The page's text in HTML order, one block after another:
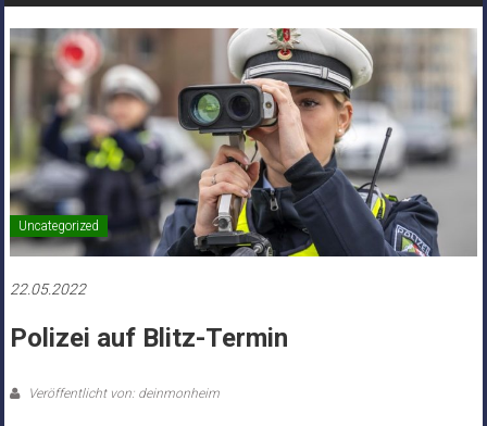
Uncategorized
22.05.2022
Polizei auf Blitz-Termin
Veröffentlicht von: deinmonheim